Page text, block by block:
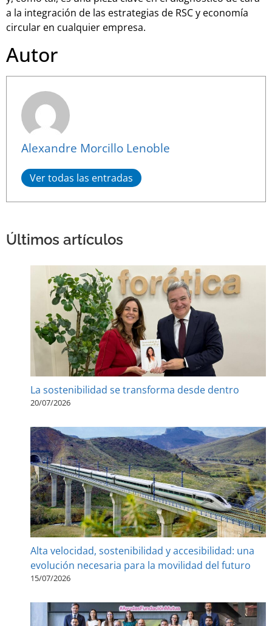
a la integración de las estrategias de RSC y economía
circular en cualquier empresa.
Autor
Alexandre Morcillo Lenoble
Ver todas las entradas
Últimos artículos
La sostenibilidad se transforma desde dentro
20/07/2026
Alta velocidad, sostenibilidad y accesibilidad: una
evolución necesaria para la movilidad del futuro
15/07/2026